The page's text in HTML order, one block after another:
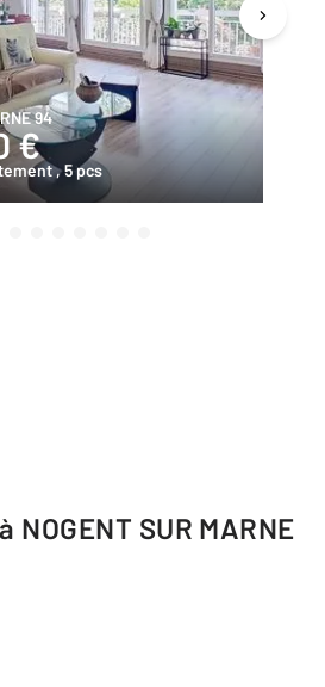
94
€
, 5 pcs
SUR MARNE